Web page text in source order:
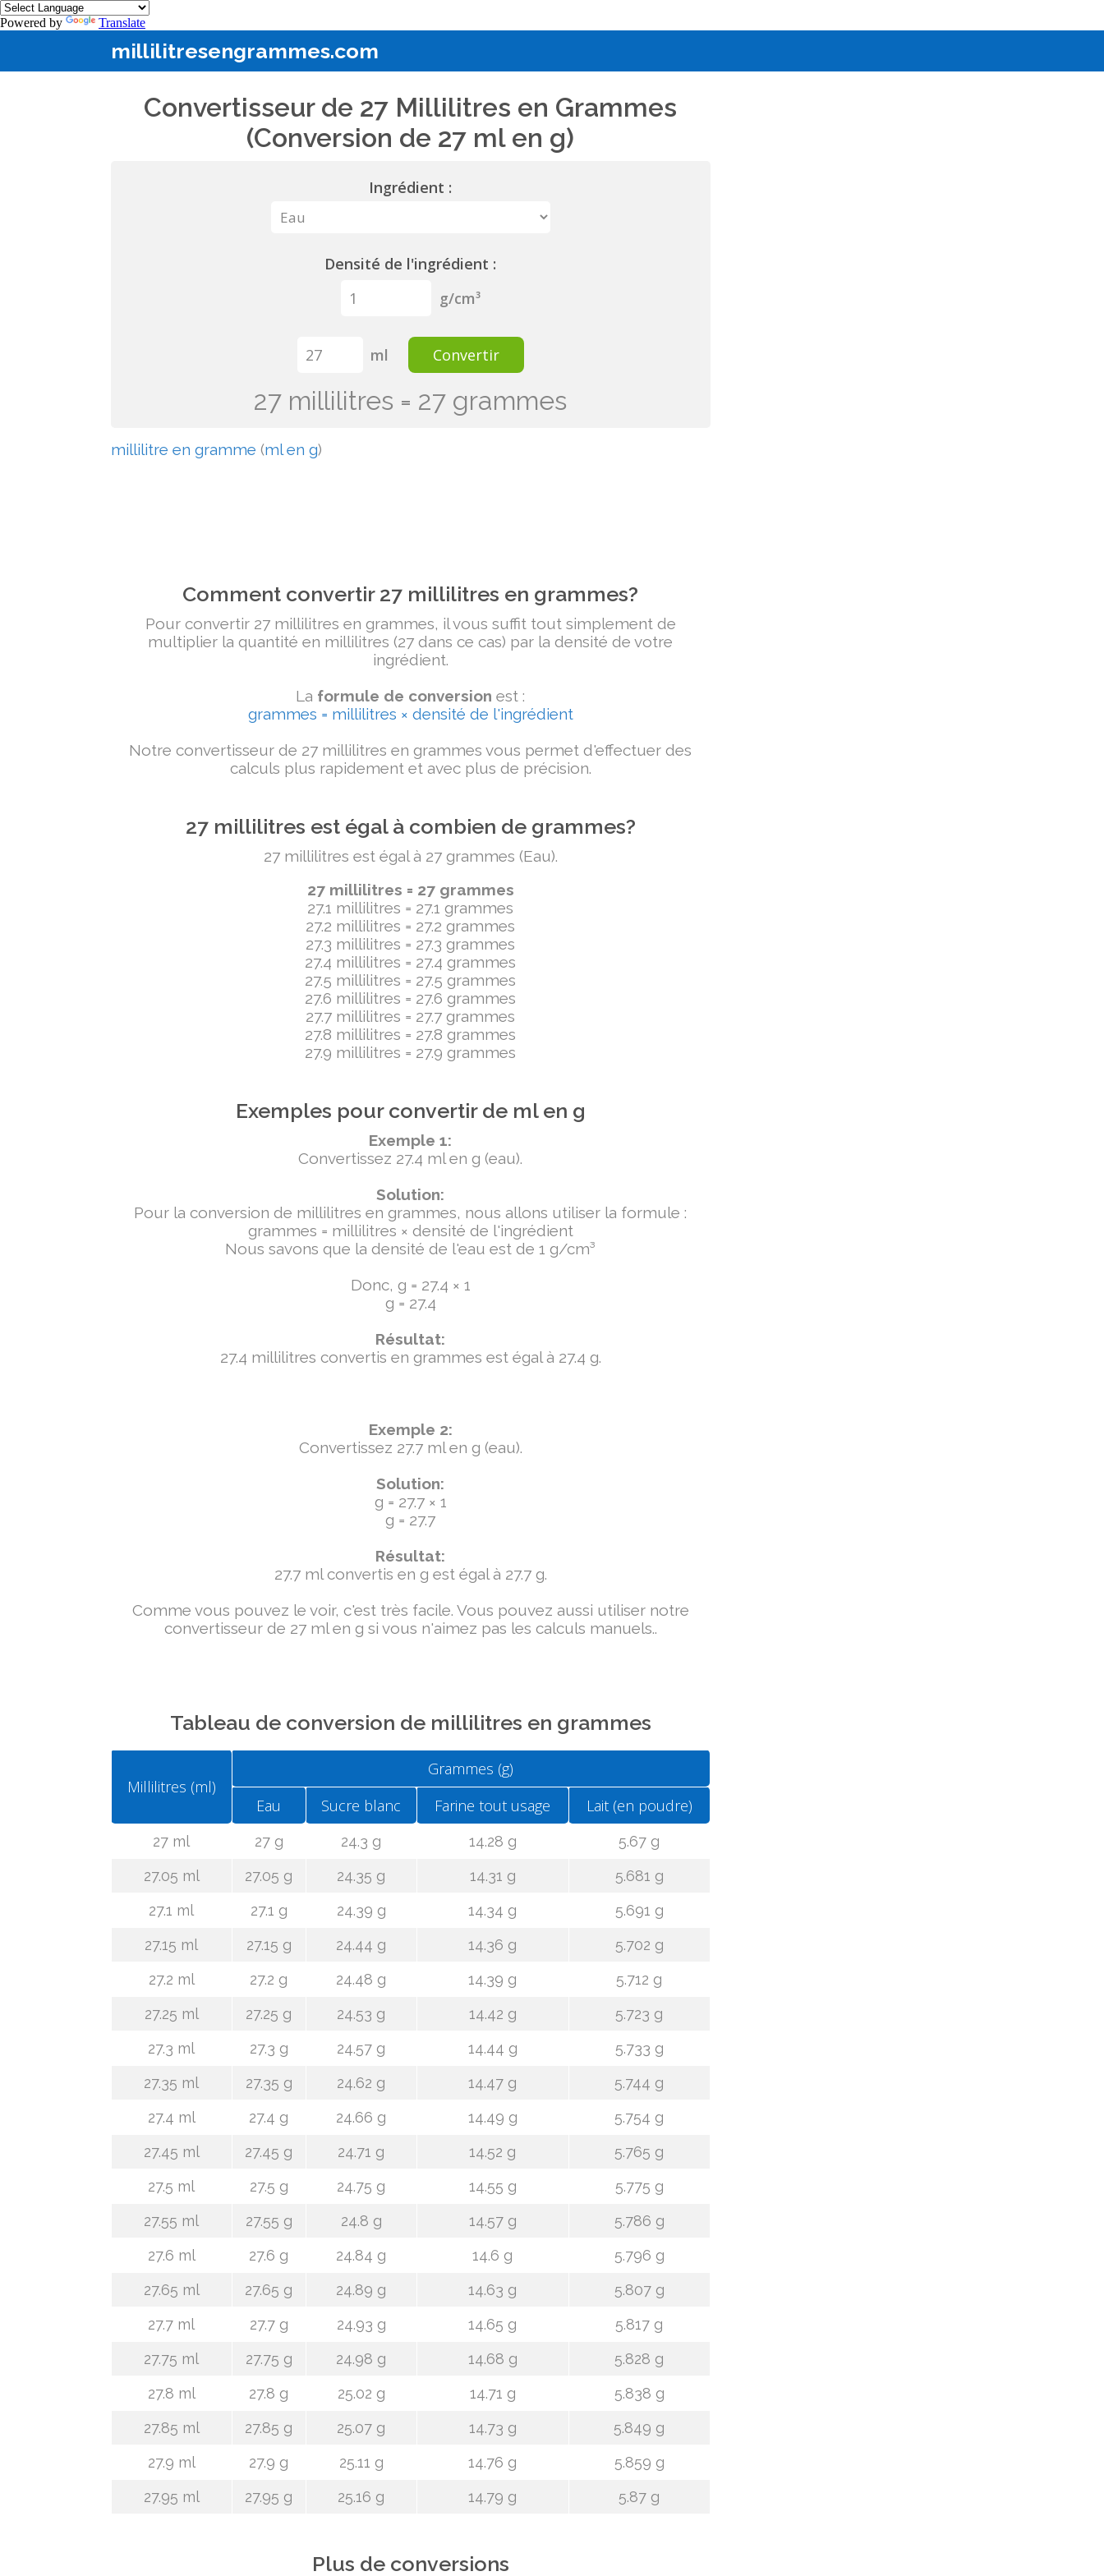
Powered by Translate
millilitresengrammes.com
Convertisseur de 27 Millilitres en Grammes
(Conversion de 27 ml en g)
Ingrédient :
Densité de l'ingrédient :
g/cm³
ml Convertir
27 millilitres = 27 grammes
millilitre en gramme (ml en g)
Comment convertir 27 millilitres en grammes?
Pour convertir 27 millilitres en grammes, il vous suffit tout simplement de
multiplier la quantité en millilitres (27 dans ce cas) par la densité de votre
ingrédient.
La formule de conversion est :
grammes = millilitres × densité de l'ingrédient
Notre convertisseur de 27 millilitres en grammes vous permet d'effectuer des
calculs plus rapidement et avec plus de précision.
27 millilitres est égal à combien de grammes?
27 millilitres est égal à 27 grammes (Eau).
27 millilitres = 27 grammes
27.1 millilitres = 27.1 grammes
27.2 millilitres = 27.2 grammes
27.3 millilitres = 27.3 grammes
27.4 millilitres = 27.4 grammes
27.5 millilitres = 27.5 grammes
27.6 millilitres = 27.6 grammes
27.7 millilitres = 27.7 grammes
27.8 millilitres = 27.8 grammes
27.9 millilitres = 27.9 grammes
Exemples pour convertir de ml en g
Exemple 1:
Convertissez 27.4 ml en g (eau).
Solution:
Pour la conversion de millilitres en grammes, nous allons utiliser la formule :
grammes = millilitres × densité de l'ingrédient
Nous savons que la densité de l'eau est de 1 g/cm³
Donc, g = 27.4 × 1
g = 27.4
Résultat:
27.4 millilitres convertis en grammes est égal à 27.4 g.
Exemple 2:
Convertissez 27.7 ml en g (eau).
Solution:
g = 27.7 × 1
g = 27.7
Résultat:
27.7 ml convertis en g est égal à 27.7 g.
Comme vous pouvez le voir, c'est très facile. Vous pouvez aussi utiliser notre
convertisseur de 27 ml en g si vous n'aimez pas les calculs manuels..
Tableau de conversion de millilitres en grammes
Millilitres (ml)
Grammes (g)
Eau
Sucre blanc Farine tout usage Lait (en poudre)
27 ml 27 g 24.3 g 14.28 g
5.67 g
27.05 ml
27.05 g 24.35 g 14.31 g
5.681 g
27.1 ml
27.1 g 24.39 g 14.34 g
5.691 g
27.15 ml
27.15 g 24.44 g 14.36 g
5.702 g
27.2 ml
27.2 g 24.48 g 14.39 g
5.712 g
27.25 ml
27.25 g 24.53 g 14.42 g
5.723 g
27.3 ml
27.3 g 24.57 g 14.44 g
5.733 g
27.35 ml
27.35 g 24.62 g 14.47 g
5.744 g
27.4 ml
27.4 g 24.66 g 14.49 g
5.754 g
27.45 ml
27.45 g 24.71 g 14.52 g
5.765 g
27.5 ml
27.5 g 24.75 g 14.55 g
5.775 g
27.55 ml
27.55 g 24.8 g 14.57 g
5.786 g
27.6 ml
27.6 g 24.84 g 14.6 g
5.796 g
27.65 ml
27.65 g 24.89 g 14.63 g
5.807 g
27.7 ml
27.7 g 24.93 g 14.65 g
5.817 g
27.75 ml
27.75 g 24.98 g 14.68 g
5.828 g
27.8 ml
27.8 g 25.02 g 14.71 g
5.838 g
27.85 ml
27.85 g 25.07 g 14.73 g
5.849 g
27.9 ml
27.9 g 25.11 g 14.76 g
5.859 g
27.95 ml
27.95 g 25.16 g 14.79 g 5.87 g
Plus de conversions